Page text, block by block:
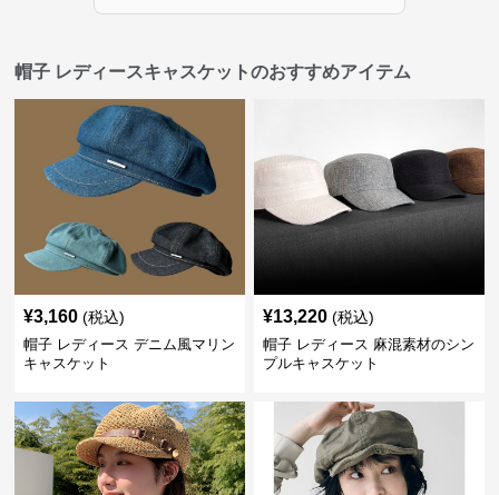
帽子 レディースキャスケットのおすすめアイテム
¥3,160 (税込)
帽子 レディース デニム風マリン
キャスケット
¥13,220 (税込)
帽子 レディース 麻混素材のシン
プルキャスケット